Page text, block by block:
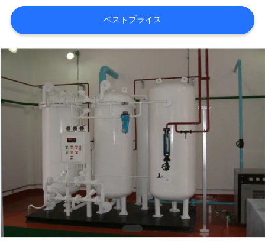
見
学
品
質
お
問
い
ベストプライス